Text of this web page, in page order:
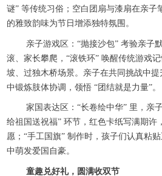
谜” 等传统习俗；空白团扇与漆扇在亲子
的雅致韵味为节日增添独特氛围。​
亲子游戏区：“抛接沙包” 考验亲子
滚、家长攀爬，“滚铁环” 唤醒传统游戏
坡、过独木桥场景。亲子在共同挑战中
中锻炼肢体协调，领悟 “团结就是力量”。​
家国表达区：“长卷绘中华” 里，亲
给祖国送祝福” 环节，红色卡纸写满期许
愿；“手工国旗” 制作时，孩子们认真粘
中萌发爱国自豪。​
童趣兑好礼，圆满收双节